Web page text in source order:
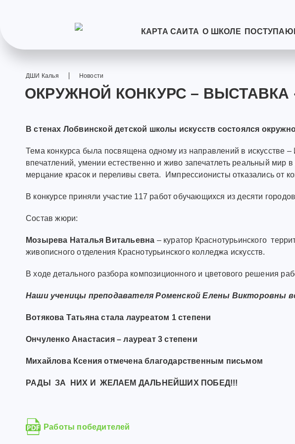
КАРТА САЙТА О ШКОЛЕ
ДШИ Калья Новости
ОКРУЖНОЙ КОНКУРС – ВЫСТАВКА
В стенах Лобвинской детской школы искусств состоялся
Тема конкурса была посвящена одному из направлений в
впечатлений, умении естественно и живо запечатлеть реальный
мерцание красок и переливы света. Импрессионисты отказались от
В конкурсе приняли участие 117 работ обучающихся из десяти
Состав жюри:
Мозырева Наталья Витальевна – куратор Краснотурьинского
живописного отделения Краснотурьинского колледжа искусств.
В ходе детального разбора композиционного и цветового решения
Наши ученицы преподавателя Роменской Елены Викторовны
Вотякова Татьяна стала лауреатом 1 степени
Ончуленко Анастасия – лауреат 3 степени
Михайлова Ксения отмечена благодарственным письмом
РАДЫ ЗА НИХ И ЖЕЛАЕМ ДАЛЬНЕЙШИХ ПОБЕД!!!
Работы победителей